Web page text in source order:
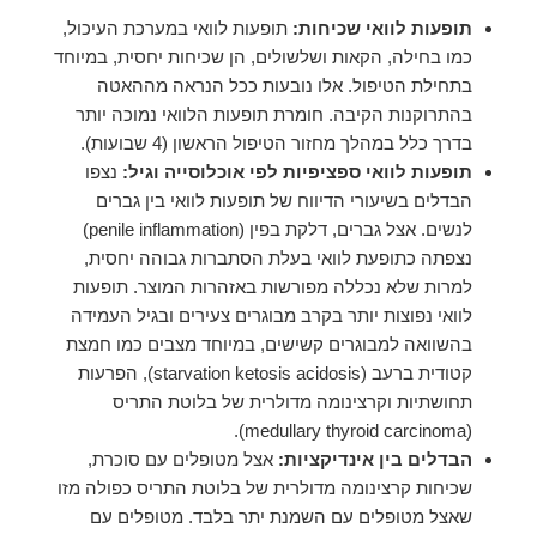
תופעות לוואי שכיחות: תופעות לוואי במערכת העיכול,
כמו בחילה, הקאות ושלשולים, הן שכיחות יחסית, במיוחד
בתחילת הטיפול. אלו נובעות ככל הנראה מההאטה
בהתרוקנות הקיבה. חומרת תופעות הלוואי נמוכה יותר
בדרך כלל במהלך מחזור הטיפול הראשון (4 שבועות).
תופעות לוואי ספציפיות לפי אוכלוסייה וגיל: נצפו
הבדלים בשיעורי הדיווח של תופעות לוואי בין גברים
לנשים. אצל גברים, דלקת בפין (penile inflammation)
נצפתה כתופעת לוואי בעלת הסתברות גבוהה יחסית,
למרות שלא נכללה מפורשות באזהרות המוצר. תופעות
לוואי נפוצות יותר בקרב מבוגרים צעירים ובגיל העמידה
בהשוואה למבוגרים קשישים, במיוחד מצבים כמו חמצת
קטודית ברעב (starvation ketosis acidosis), הפרעות
תחושתיות וקרצינומה מדולרית של בלוטת התריס
(medullary thyroid carcinoma).
הבדלים בין אינדיקציות: אצל מטופלים עם סוכרת,
שכיחות קרצינומה מדולרית של בלוטת התריס כפולה מזו
שאצל מטופלים עם השמנת יתר בלבד. מטופלים עם